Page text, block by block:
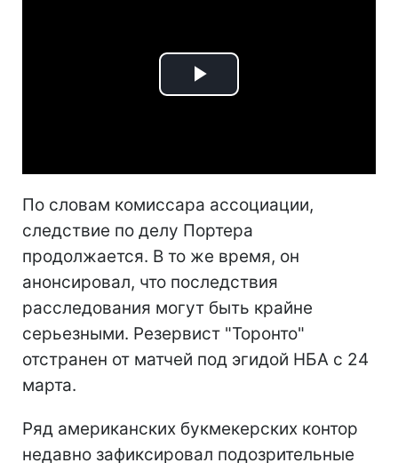
Play
По словам комиссара ассоциации,
следствие по делу Портера
продолжается. В то же время, он
анонсировал, что последствия
расследования могут быть крайне
серьезными. Резервист "Торонто"
отстранен от матчей под эгидой НБА с 24
марта.
Ряд американских букмекерских контор
недавно зафиксировал подозрительные